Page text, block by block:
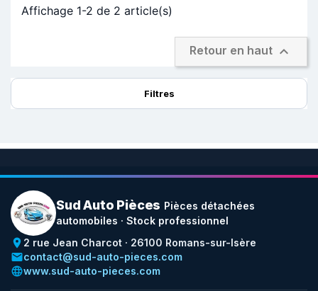
Affichage 1-2 de 2 article(s)
Retour en haut 
Filtres
Sud Auto Pièces Pièces détachées
automobiles · Stock professionnel
place 2 rue Jean Charcot · 26100 Romans-sur-Isère
emailcontact@sud-auto-pieces.com
languagewww.sud-auto-pieces.com